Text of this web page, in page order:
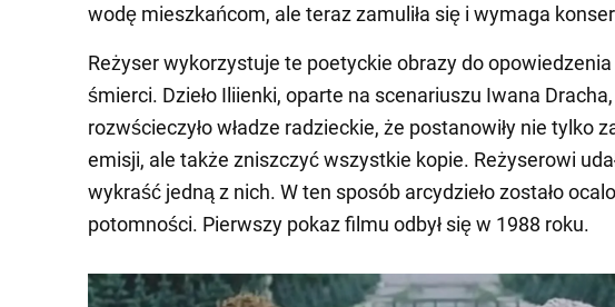
wodę mieszkańcom, ale teraz zamuliła się i wymaga
Reżyser wykorzystuje te poetyckie obrazy do
śmierci. Dzieło Iliienki, oparte na scenariuszu Iwana
rozwścieczyło władze radzieckie, że postanowiły nie tylko
emisji, ale także zniszczyć wszystkie kopie. Reżyserowi
wykraść jedną z nich. W ten sposób arcydzieło zostało
potomności. Pierwszy pokaz filmu odbył się w 1988 roku.